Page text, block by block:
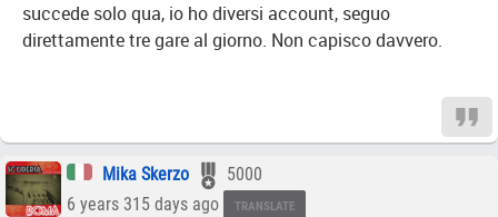
succede solo qua, io ho diversi account, seguo
direttamente tre gare al giorno. Non capisco davvero.
Mika Skerzo
5000
6 years 315 days ago
TRANSLATE